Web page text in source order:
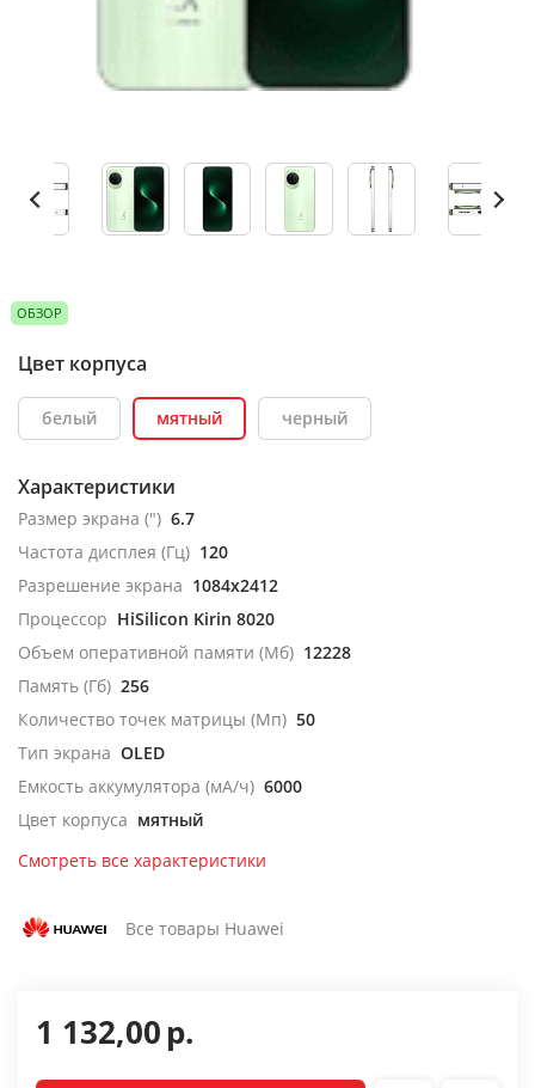
ОБЗОР
Цвет корпуса
белый мятный черный
Характеристики
Размер экрана (") 6.7
Частота дисплея (Гц) 120
Разрешение экрана 1084x2412
Процессор HiSilicon Kirin 8020
Объем оперативной памяти (Мб) 12228
Память (Гб) 256
Количество точек матрицы (Мп) 50
Тип экрана OLED
Емкость аккумулятора (мА/ч) 6000
Цвет корпуса мятный
Смотреть все характеристики
Все товары Huawei
1 132,00р.